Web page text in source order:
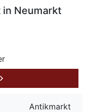
Neumarkt
Antikmarkt